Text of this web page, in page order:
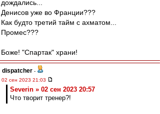
дождались...
Денисов уже во Франции???
Как будто третий тайм с ахматом...
Промес???
Боже! "Спартак" храни!
dispatcher -
02 сен 2023 21:03
Severin » 02 сен 2023 20:57
Что творит тренер?!